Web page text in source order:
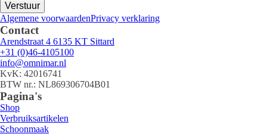
Verstuur
Algemene voorwaardenPrivacy verklaring
Contact
Arendstraat 4 6135 KT Sittard
+31 (0)46-4105100
info@omnimar.nl
KvK: 42016741
BTW nr.: NL869306704B01
Pagina's
Shop
Verbruiksartikelen
Schoonmaak